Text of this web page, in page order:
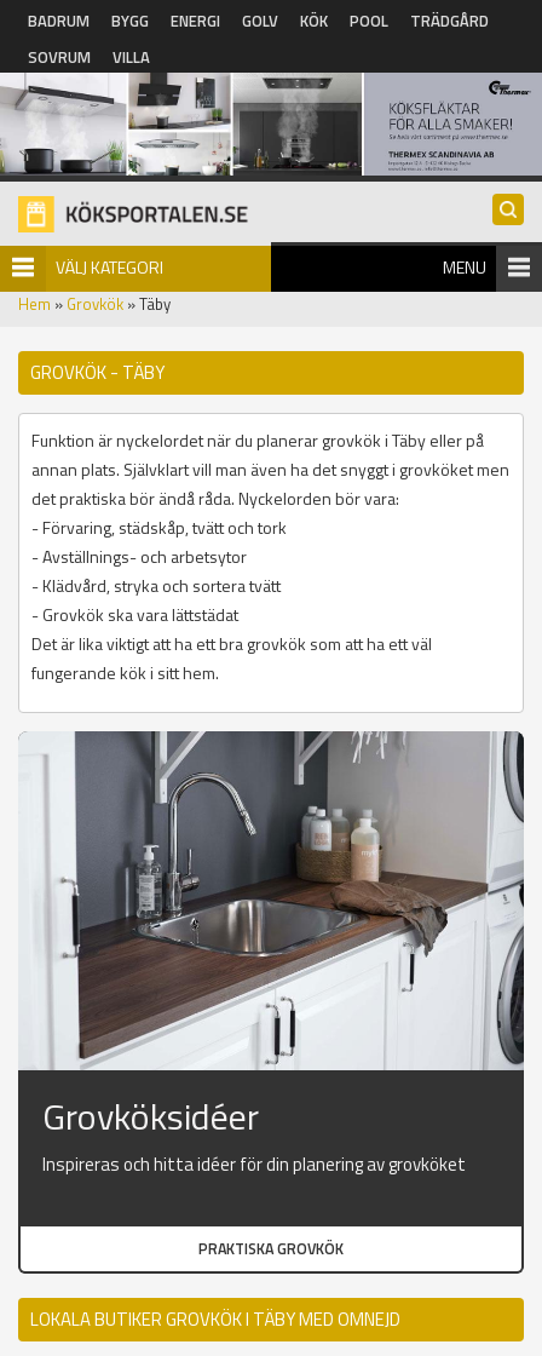
Hoppa till huvudinnehåll
BADRUM BYGG ENERGI GOLV KÖK POOL
TRÄDGÅRD
SOVRUM
VILLA
VÄLJ KATEGORI MENU
Hem » Grovkök » Täby
GROVKÖK - TÄBY
Funktion är nyckelordet när du planerar grovkök i Täby eller på
annan plats. Självklart vill man även ha det snyggt i grovköket men
det praktiska bör ändå råda. Nyckelorden bör vara:
- Förvaring, städskåp, tvätt och tork
- Avställnings- och arbetsytor
- Klädvård, stryka och sortera tvätt
- Grovkök ska vara lättstädat
Det är lika viktigt att ha ett bra grovkök som att ha ett väl
fungerande kök i sitt hem.
Grovköksidéer
Inspireras och hitta idéer för din planering av grovköket
PRAKTISKA GROVKÖK
LOKALA BUTIKER GROVKÖK I TÄBY MED OMNEJD